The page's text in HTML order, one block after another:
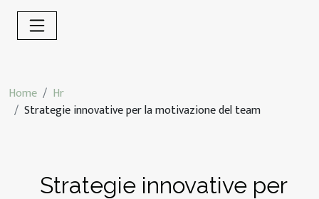
Home
Hr
Strategie innovative per la motivazione del team
Strategie innovative per